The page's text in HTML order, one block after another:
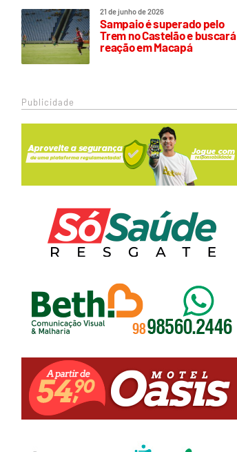
21 de junho de 2026
Sampaio é superado pelo
Trem no Castelão e buscará
reação em Macapá
Publicidade